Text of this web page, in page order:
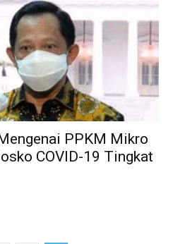
PPKM Mikro
COVID-19 Tingkat